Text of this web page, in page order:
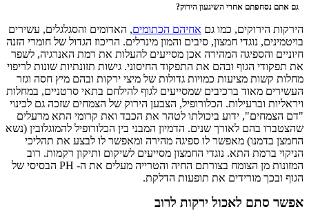
גם אתם נסחפתם אחרי השיגעון הירוק?
הירקות הירוקים, כמו גם אחיהם הכתומים, האדומים והסגלגלים, עשירים
בויטמינים, נוגדי חמצון, סיבים והמון מינרלים. הריכוז הגדול של חומרי הזנה
חיוניים והספיגה המהירה אכן מסייעים להעלות את רמת האנרגיה, לשפר
את תפקודי הגוף ובהם את התפקוד החיסוני. גישות תזונתיות שונות לריפוי
מחלות קשות מציעות כמויות גדולות של מיצי ירקות ובהם מיץ חסה וגזר
העשירים מאוד ברכיבים שמסייעים לגוף להילחם בתאי סרטניים, במחלות
ויראליות וברעילות. הכלורופיל, הצבען הירוק של הצמחים שזכה גם לכינוי
"דם הצמחים", ידוע ביכולתו לטהר את הכבד ואת קרומי התא מרעלים
שהצטברו בהם לאורך שנים. הדמיון המבני בין הכלורופיל להמוגלובין (נשא
החמצן בדמנו) מאפשר לו ספיגה מהירה ומאפשר לו לבצע את תהליכי
הניקוי ברמת התא. נוגדי החמצון מסייעים לשיקום ותיקון רקמות. רוב
המזונות מן הצומח בצורתם החיה והטרייה מעלים את ה- PH הבסיסי של
הגוף ובכך מורידים את תופעות הדלקת.
אפשר סתם לאכול ירקות לרוב